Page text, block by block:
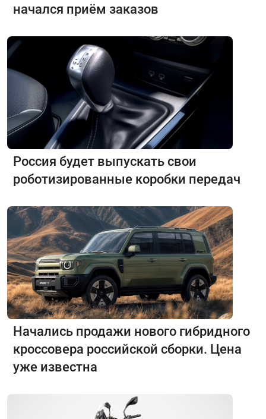
начался приём заказов
Россия будет выпускать свои
роботизированные коробки передач
Начались продажи нового гибридного
кроссовера российской сборки. Цена
уже известна